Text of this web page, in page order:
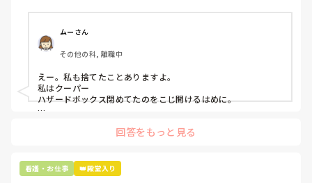
プリセプターに
「普通鑷子捨てる！？明らかに使い捨てて良いような安物じ
ゃないよね？」
「そんなミスした新人、あなたが初めてだよ」
と言われました。。
たしかに、よくよく考えてみれば
手術室で使った物品も全部滅菌して使いまわすし、
なんで頭回らなかったんだろう😭
市長さんは、
患者さんに迷惑かけたわけじゃないから大丈夫、
ムーさん
その他の科, 離職中
えー。私も捨てたことありますよ。
私はクーパー
ハザードボックス閉めてたのをこじ開けるはめに。
に出しちゃったり。(これは問題か💦)
回答をもっと見る
看護・お仕事 👑殿堂入り